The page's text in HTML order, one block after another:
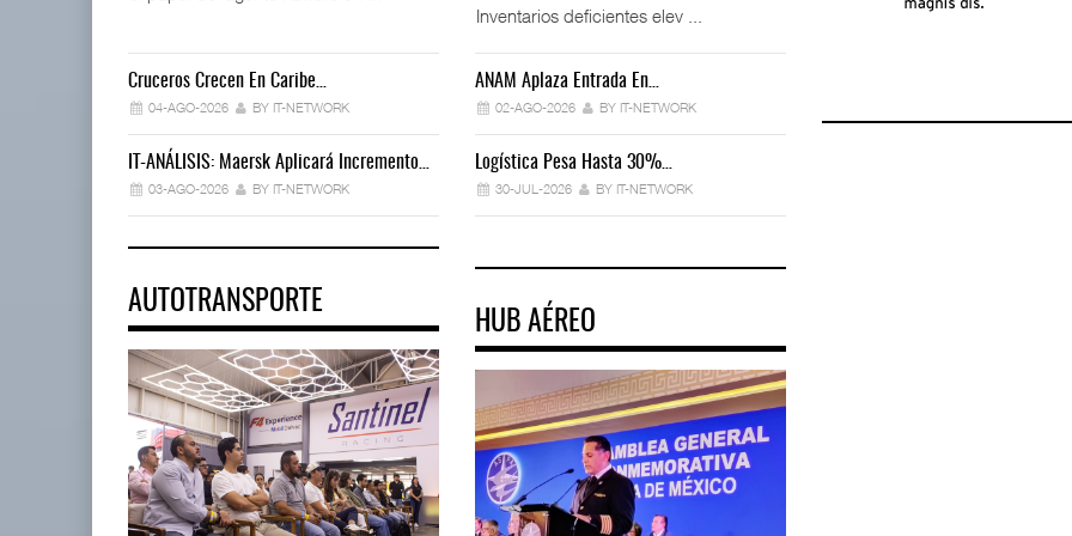
Cruceros Crecen En Caribe…
04-AGO-2026 BY IT-NETWORK
IT-ANÁLISIS: Maersk Aplicará Incremento…
03-AGO-2026 BY IT-NETWORK
AUTOTRANSPORTE
Inventarios deficientes elev ...
ANAM Aplaza Entrada En…
02-AGO-2026 BY IT-NETWORK
Logística Pesa Hasta 30%…
30-JUL-2026 BY IT-NETWORK
29-JUL-2026 BY IT-NETWORK
HUB AÉREO